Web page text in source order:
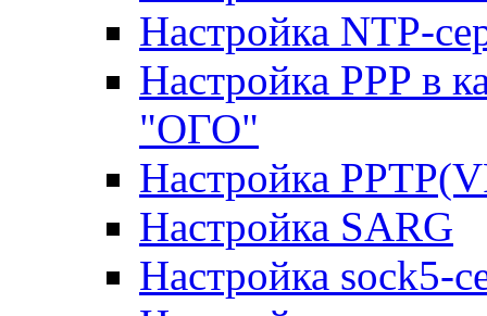
Настройка NTP-
Настройка PPP в
"ОГО"
Настройка
Настройка SARG
Настройка sock5-